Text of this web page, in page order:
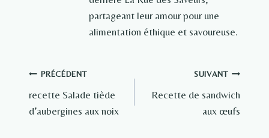
partageant leur amour pour une
alimentation éthique et savoureuse.
Navigation
de
PRÉCÉDENT
recette Salade tiède
d’aubergines aux noix
SUIVANT
Recette de sandwich
aux œufs